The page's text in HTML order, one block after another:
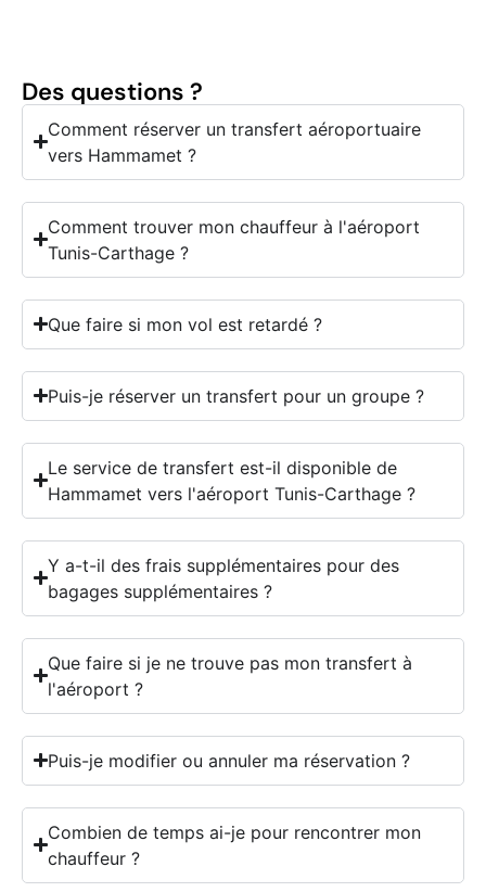
Des questions ?
Comment réserver un transfert aéroportuaire
vers Hammamet ?
Comment trouver mon chauffeur à l'aéroport
Tunis-Carthage ?
Que faire si mon vol est retardé ?
Puis-je réserver un transfert pour un groupe ?
Le service de transfert est-il disponible de
Hammamet vers l'aéroport Tunis-Carthage ?
Y a-t-il des frais supplémentaires pour des
bagages supplémentaires ?
Que faire si je ne trouve pas mon transfert à
l'aéroport ?
Puis-je modifier ou annuler ma réservation ?
Combien de temps ai-je pour rencontrer mon
chauffeur ?